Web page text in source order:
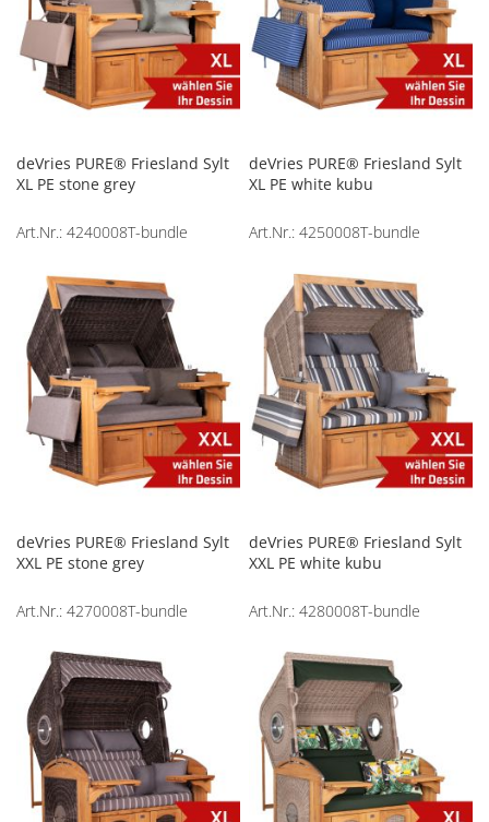
deVries PURE® Friesland Sylt
XL PE stone grey
Art.Nr.: 4240008T-bundle
deVries PURE® Friesland Sylt
XL PE white kubu
Art.Nr.: 4250008T-bundle
deVries PURE® Friesland Sylt
XXL PE stone grey
Art.Nr.: 4270008T-bundle
deVries PURE® Friesland Sylt
XXL PE white kubu
Art.Nr.: 4280008T-bundle